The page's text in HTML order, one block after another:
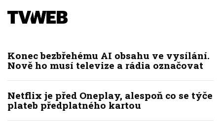
Konec bezbřehému AI obsahu ve vysílání.
Nově ho musí televize a rádia označovat
Netflix je před Oneplay, alespoň co se týče
plateb předplatného kartou